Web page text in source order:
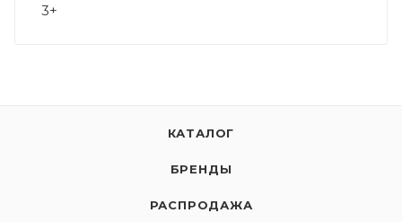
3+
КАТАЛОГ
БРЕНДЫ
РАСПРОДАЖА